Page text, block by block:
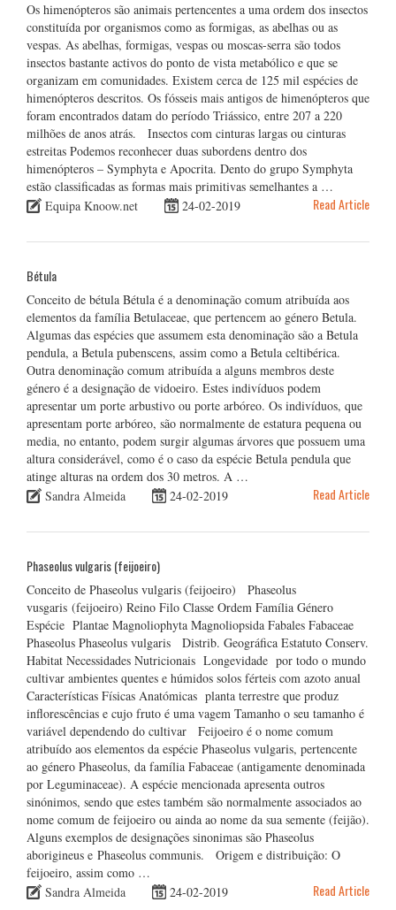
Os himenópteros são animais pertencentes a uma ordem dos insectos
constituída por organismos como as formigas, as abelhas ou as
vespas. As abelhas, formigas, vespas ou moscas-serra são todos
insectos bastante activos do ponto de vista metabólico e que se
organizam em comunidades. Existem cerca de 125 mil espécies de
himenópteros descritos. Os fósseis mais antigos de himenópteros que
foram encontrados datam do período Triássico, entre 207 a 220
milhões de anos atrás. Insectos com cinturas largas ou cinturas
estreitas Podemos reconhecer duas subordens dentro dos
himenópteros – Symphyta e Apocrita. Dento do grupo Symphyta
estão classificadas as formas mais primitivas semelhantes a …
Equipa Knoow.net
24-02-2019 Read Article
Bétula
Conceito de bétula Bétula é a denominação comum atribuída aos
elementos da família Betulaceae, que pertencem ao género Betula.
Algumas das espécies que assumem esta denominação são a Betula
pendula, a Betula pubenscens, assim como a Betula celtibérica.
Outra denominação comum atribuída a alguns membros deste
género é a designação de vidoeiro. Estes indivíduos podem
apresentar um porte arbustivo ou porte arbóreo. Os indivíduos, que
apresentam porte arbóreo, são normalmente de estatura pequena ou
media, no entanto, podem surgir algumas árvores que possuem uma
altura considerável, como é o caso da espécie Betula pendula que
atinge alturas na ordem dos 30 metros. A …
Sandra Almeida
24-02-2019 Read Article
Phaseolus vulgaris (feijoeiro)
Conceito de Phaseolus vulgaris (feijoeiro) Phaseolus
vusgaris (feijoeiro) Reino Filo Classe Ordem Família Género
Espécie Plantae Magnoliophyta Magnoliopsida Fabales Fabaceae
Phaseolus Phaseolus vulgaris Distrib. Geográfica Estatuto Conserv.
Habitat Necessidades Nutricionais Longevidade por todo o mundo
cultivar ambientes quentes e húmidos solos férteis com azoto anual
Características Físicas Anatómicas planta terrestre que produz
inflorescências e cujo fruto é uma vagem Tamanho o seu tamanho é
variável dependendo do cultivar Feijoeiro é o nome comum
atribuído aos elementos da espécie Phaseolus vulgaris, pertencente
ao género Phaseolus, da família Fabaceae (antigamente denominada
por Leguminaceae). A espécie mencionada apresenta outros
sinónimos, sendo que estes também são normalmente associados ao
nome comum de feijoeiro ou ainda ao nome da sua semente (feijão).
Alguns exemplos de designações sinonimas são Phaseolus
aborigineus e Phaseolus communis. Origem e distribuição: O
feijoeiro, assim como …
Sandra Almeida
24-02-2019 Read Article